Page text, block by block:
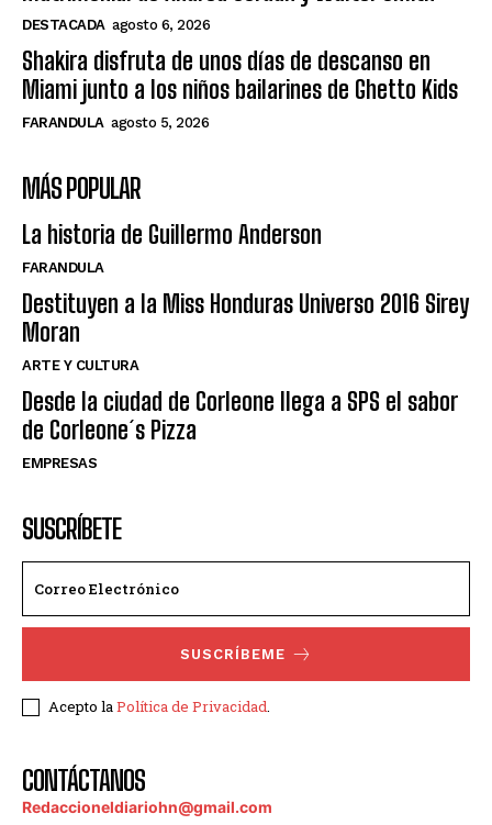
DESTACADA agosto 6, 2026
Shakira disfruta de unos días de descanso en
Miami junto a los niños bailarines de Ghetto Kids
FARANDULA agosto 5, 2026
MÁS POPULAR
La historia de Guillermo Anderson
FARANDULA
Destituyen a la Miss Honduras Universo 2016 Sirey
Moran
ARTE Y CULTURA
Desde la ciudad de Corleone llega a SPS el sabor
de Corleone´s Pizza
EMPRESAS
SUSCRÍBETE
SUSCRÍBEME
Acepto laPolítica de Privacidad.
CONTÁCTANOS
Redaccioneldiariohn@gmail.com